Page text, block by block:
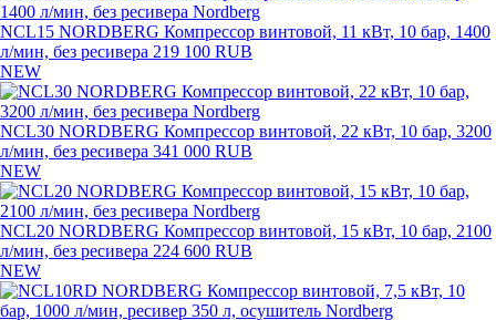
NCL15 NORDBERG Компрессор винтовой, 11 кВт, 10 бар, 1400
л/мин, без ресивера 219 100 RUB
NEW
NCL30 NORDBERG Компрессор винтовой, 22 кВт, 10 бар, 3200
л/мин, без ресивера 341 000 RUB
NEW
NCL20 NORDBERG Компрессор винтовой, 15 кВт, 10 бар, 2100
л/мин, без ресивера 224 600 RUB
NEW